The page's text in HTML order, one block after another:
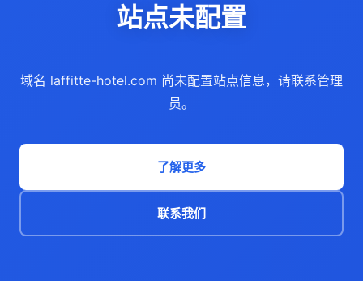
站点未配置
域名 laffitte-hotel.com 尚未配置站点信息，请联系管理
员。
了解更多
联系我们